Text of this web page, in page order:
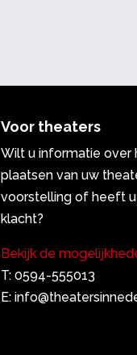
Voor theaters
Wilt u informatie over
plaatsen van uw
voorstelling of heeft
klacht?
Bekijk de
T: 0594-555013
E: